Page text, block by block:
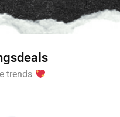
trends